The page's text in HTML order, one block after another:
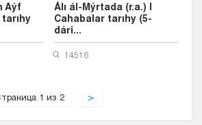
Aýf
Álı ál-Mýrtada (r.a.) |
Cahabalar tarıhy (5-
dári...
14516
1 из 2 >